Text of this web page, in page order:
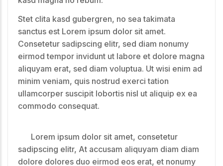
Stet clita kasd gubergren, no sea takimata
sanctus est Lorem ipsum dolor sit amet.
Consetetur sadipscing elitr, sed diam nonumy
eirmod tempor invidunt ut labore et dolore magna
aliquyam erat, sed diam voluptua. Ut wisi enim ad
minim veniam, quis nostrud exerci tation
ullamcorper suscipit lobortis nisl ut aliquip ex ea
commodo consequat.
Lorem ipsum dolor sit amet, consetetur
sadipscing elitr, At accusam aliquyam diam diam
dolore dolores duo eirmod eos erat, et nonumy